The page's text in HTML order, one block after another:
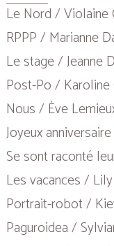
Le Nord / Violaine
RPPP / Marianne
Le stage / Jeanne
Post-Po / Karoline
Nous / Ève
Joyeux
Se sont raconté
Les vacances /
Portrait-robot /
Paguroidea /